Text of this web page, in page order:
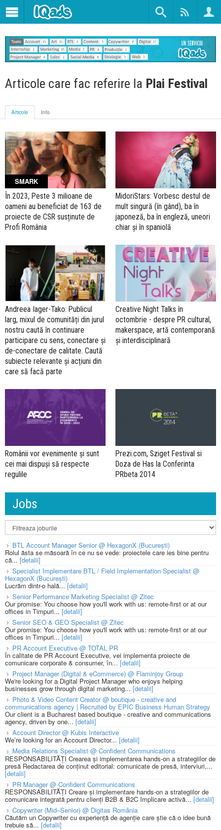
Articole care fac referire la Plai Festival
Articole Info
SMARK
În 2023, Peste 3 milioane de
oameni au beneficiat de 163 de
proiecte de CSR susținute de
Profi România
MidoriStars: Vorbesc destul de
mult singură (în gând), ba în
japoneză, ba în engleză, uneori
chiar și în spaniolă
Andreea Iager-Tako: Publicul
larg, mixul de comunități din jurul
nostru caută în continuare
participare cu sens, conectare și
de-conectare de calitate. Caută
subiecte relevante și acțiuni din
care să facă parte
Creative Night Talks în
octombrie - despre PR cultural,
makerspace, artă contemporană
și interdisciplinară
Românii vor evenimente și sunt
cei mai dispuși să respecte
regulile
Prezi.com, Sziget Festival si
Doza de Has la Conferinta
PRbeta 2014
Jobs
BTL Account Manager Senior @ HexagonX (București)
Rolul ăsta se măsoară în ce nu se vede: proiectele care ies bine pentru
că... [detalii]
Specialist Implementare BTL / Field Implementation Specialist @
HexagonX (București)
Lucrăm dintr-o hală...[detalii]
Senior Performance Marketing Specialist @ Zitec
Our promise: You choose how you'll work with us: remote-first or at our
offices in Timpuri... [detalii]
Senior SEO & GEO Specialist @ Zitec
Our promise: You choose how you'll work with us: remote-first or at our
offices in Timpuri... [detalii]
PR Account Executive @ TOTAL PR
În calitate de PR Account Executive, vei implementa proiecte de
comunicare corporate & consumer, în... [detalii]
Project Manager (Digital & eCommerce) @ Flaminjoy Group
We're looking for a Digital Project Manager who enjoys helping
businesses grow through digital marketing... [detalii]
Photo & Video Content Creator @ boutique - creative and
communications agency | Recruited by EPIC Business Human Strategy
Our client is a Bucharest based boutique - creative and communications
agency, driven by one... [detalii]
Account Director @ Kubis Interactive
We’re looking for an Account Director... [detalii]
Media Relations Specialist @ Confident Communications
RESPONSABILITĂȚI Crearea și implementarea hands-on a strategiilor de
presă Redactarea de conținut editorial: comunicate de presă, interviuri,...
[detalii]
PR Manager @ Confident Communications
RESPONSABILITĂȚI Creare și implementare hands-on a strategiilor de
comunicare integrată pentru clienți B2B & B2C Implicare activă... [detalii]
Copywriter (Mid–Senior) @ Digitas România
Căutăm un Copywriter cu experiență de agenție care știe că o idee bună
trebuie să... [detalii]